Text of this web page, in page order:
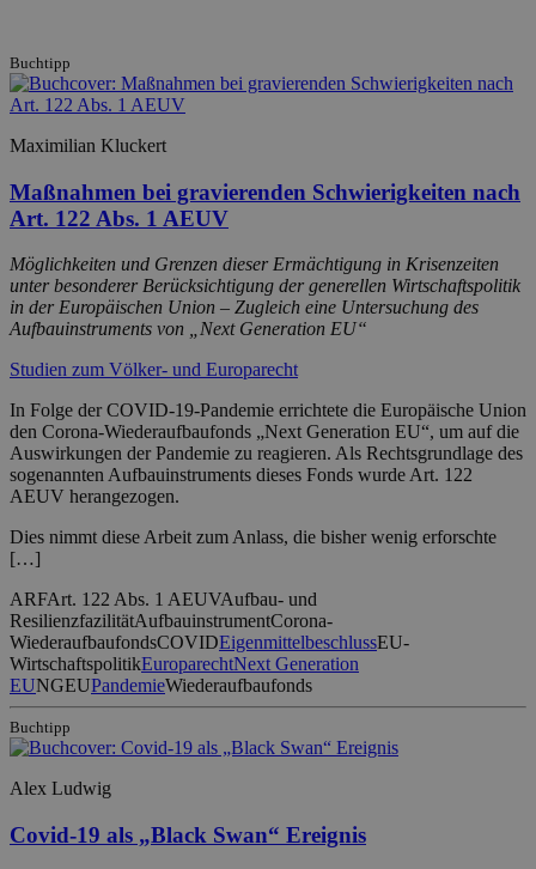
Buchtipp
Maximilian Kluckert
Maßnahmen bei gravierenden Schwierigkeiten nach
Art. 122 Abs. 1 AEUV
Möglichkeiten und Grenzen dieser Ermächtigung in Krisenzeiten
unter besonderer Berücksichtigung der generellen Wirtschaftspolitik
in der Europäischen Union – Zugleich eine Untersuchung des
Aufbauinstruments von „Next Generation EU“
Studien zum Völker- und Europarecht
In Folge der COVID-19-Pandemie errichtete die Europäische Union
den Corona-Wiederaufbaufonds „Next Generation EU“, um auf die
Auswirkungen der Pandemie zu reagieren. Als Rechtsgrundlage des
sogenannten Aufbauinstruments dieses Fonds wurde Art. 122
AEUV herangezogen.
Dies nimmt diese Arbeit zum Anlass, die bisher wenig erforschte
[…]
ARFArt. 122 Abs. 1 AEUVAufbau- und
ResilienzfazilitätAufbauinstrumentCorona-
WiederaufbaufondsCOVIDEigenmittelbeschlussEU-
WirtschaftspolitikEuroparechtNext Generation
EUNGEUPandemieWiederaufbaufonds
Buchtipp
Alex Ludwig
Covid-19 als „Black Swan“ Ereignis